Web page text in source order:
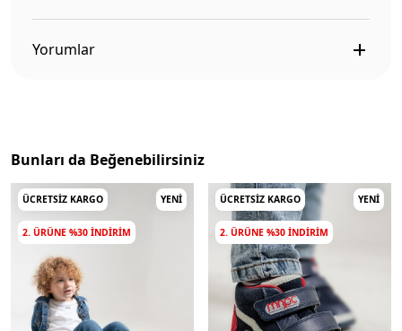
Yorumlar
Bunları da Beğenebilirsiniz
ÜCRETSIZ KARGO YENI
2. ÜRÜNE %30 INDIRIM
ÜCRETSIZ KARGO YENI
2. ÜRÜNE %30 INDIRIM